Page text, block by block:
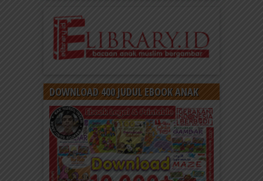
DOWNLOAD 400 JUDUL EBOOK ANAK